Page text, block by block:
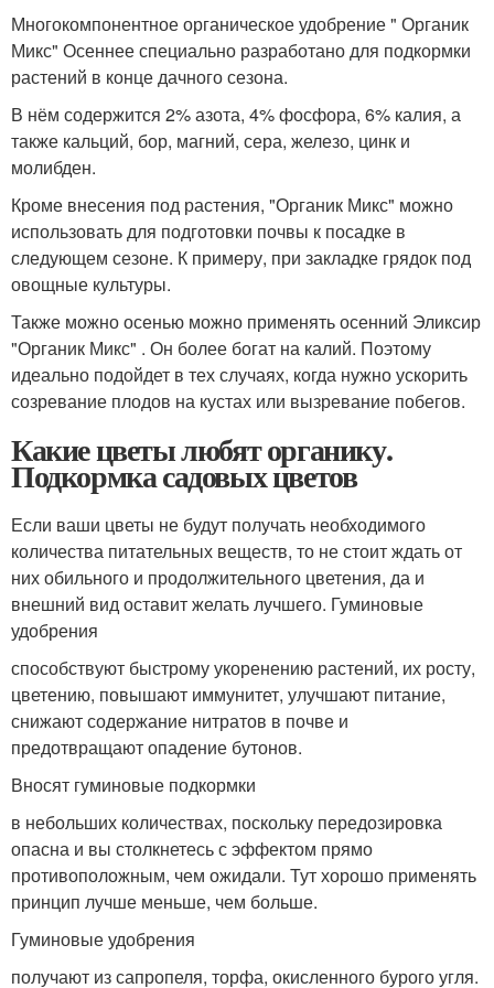
Многокомпонентное органическое удобрение " Органик
Микс" Осеннее специально разработано для подкормки
растений в конце дачного сезона.
В нём содержится 2% азота, 4% фосфора, 6% калия, а
также кальций, бор, магний, сера, железо, цинк и
молибден.
Кроме внесения под растения, "Органик Микс" можно
использовать для подготовки почвы к посадке в
следующем сезоне. К примеру, при закладке грядок под
овощные культуры.
Также можно осенью можно применять осенний Эликсир
"Органик Микс" . Он более богат на калий. Поэтому
идеально подойдет в тех случаях, когда нужно ускорить
созревание плодов на кустах или вызревание побегов.
Какие цветы любят органику.
Подкормка садовых цветов
Если ваши цветы не будут получать необходимого
количества питательных веществ, то не стоит ждать от
них обильного и продолжительного цветения, да и
внешний вид оставит желать лучшего. Гуминовые
удобрения
способствуют быстрому укоренению растений, их росту,
цветению, повышают иммунитет, улучшают питание,
снижают содержание нитратов в почве и
предотвращают опадение бутонов.
Вносят гуминовые подкормки
в небольших количествах, поскольку передозировка
опасна и вы столкнетесь с эффектом прямо
противоположным, чем ожидали. Тут хорошо применять
принцип лучше меньше, чем больше.
Гуминовые удобрения
получают из сапропеля, торфа, окисленного бурого угля.